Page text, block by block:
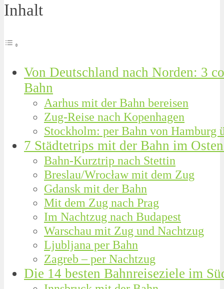
Inhalt
Von Deutschland nach Norden: 3
Bahn
Aarhus mit der Bahn bereisen
Zug-Reise nach Kopenhagen
Stockholm: per Bahn von Hamburg
7 Städtetrips mit der Bahn im
Bahn-Kurztrip nach Stettin
Breslau/Wrocław mit dem Zug
Gdansk mit der Bahn
Mit dem Zug nach Prag
Im Nachtzug nach Budapest
Warschau mit Zug und Nachtzug
Ljubljana per Bahn
Zagreb – per Nachtzug
Die 14 besten Bahnreiseziele im